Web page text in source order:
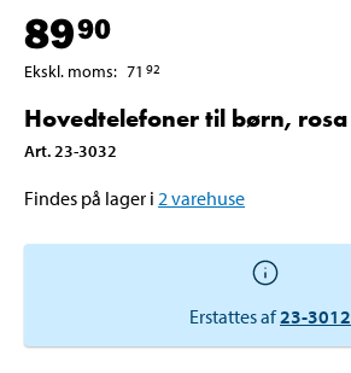
8990
Ekskl. moms: 71 92
Hovedtelefoner til børn, rosa
Art. 23-3032
Findes på lager i 2 varehuse
Erstattes af23-3012